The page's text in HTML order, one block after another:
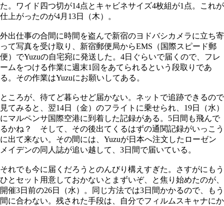
た。ワイド四つ切が14点とキャビネサイズ4枚組が1点。これが
仕上がったのが4月13日（木）。
外出仕事の合間に時間を盗んで新宿のヨドバシカメラに立ち寄
って写真を受け取り、新宿郵便局からEMS（国際スピード郵
便）でYuzuの自宅宛に発送した。4日ぐらいで届くので、フレ
ームをつける作業に週末1回をあてられるという段取りであ
る。その作業はYuzuにお願いしてある。
ところが、待てど暮らせど届かない。ネットで追跡できるので
見てみると、翌14日（金）のフライトに乗せられ、19日（水）
にマルペンサ国際空港に到着した記録がある。5日間も飛んで
るかね？ そして、その後出てくるはずの通関記録がいっこう
に出て来ない。その間には、Yuzuが日本へ注文したローゼン
メイデンの同人誌が追い越して、3日間で届いている。
それでも今に届くだろうとのんびり構えすぎた。さすがにもう
ひとセット用意しておかないとまずいぞ、と焦り始めたのが、
開催3日前の26日（水）。同じ方法では3日間かかるので、もう
間に合わない。残された手段は、自分でフィルムスキャナにか